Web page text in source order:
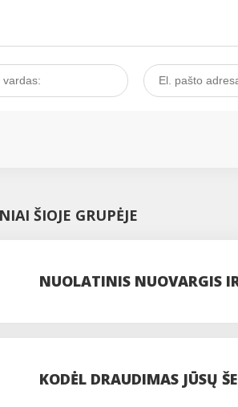
ŠIOJE GRUPĖJE
NUOLATINIS NUOVARGIS
KODĖL DRAUDIMAS JŪSŲ